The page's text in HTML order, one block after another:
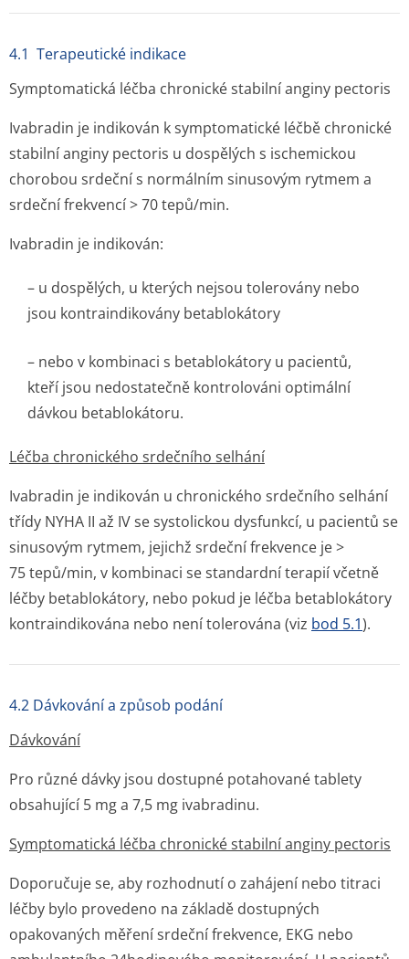
4.1 Terapeutické indikace
Symptomatická léčba chronické stabilní anginy pectoris
Ivabradin je indikován k symptomatické léčbě chronické
stabilní anginy pectoris u dospělých s ischemickou
chorobou srdeční s normálním sinusovým rytmem a
srdeční frekvencí > 70 tepů/min.
Ivabradin je indikován:
– u dospělých, u kterých nejsou tolerovány nebo
jsou kontraindikovány betablokátory
– nebo v kombinaci s betablokátory u pacientů,
kteří jsou nedostatečně kontrolováni optimální
dávkou betablokátoru.
Léčba chronického srdečního selhání
Ivabradin je indikován u chronického srdečního selhání
třídy NYHA II až IV se systolickou dysfunkcí, u pacientů se
sinusovým rytmem, jejichž srdeční frekvence je >
75 tepů/min, v kombinaci se standardní terapií včetně
léčby betablokátory, nebo pokud je léčba betablokátory
kontraindikována nebo není tolerována (viz bod 5.1).
4.2 Dávkování a způsob podání
Dávkování
Pro různé dávky jsou dostupné potahované tablety
obsahující 5 mg a 7,5 mg ivabradinu.
Symptomatická léčba chronické stabilní anginy pectoris
Doporučuje se, aby rozhodnutí o zahájení nebo titraci
léčby bylo provedeno na základě dostupných
opakovaných měření srdeční frekvence, EKG nebo